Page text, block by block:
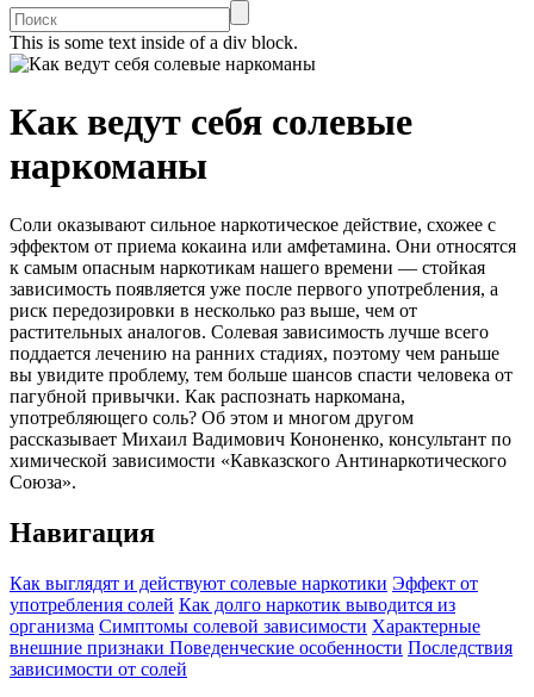
This is some text inside of a div block.
Как ведут себя солевые
наркоманы
Соли оказывают сильное наркотическое действие, схожее с
эффектом от приема кокаина или амфетамина. Они относятся
к самым опасным наркотикам нашего времени — стойкая
зависимость появляется уже после первого употребления, а
риск передозировки в несколько раз выше, чем от
растительных аналогов. Солевая зависимость лучше всего
поддается лечению на ранних стадиях, поэтому чем раньше
вы увидите проблему, тем больше шансов спасти человека от
пагубной привычки. Как распознать наркомана,
употребляющего соль? Об этом и многом другом
рассказывает Михаил Вадимович Кононенко, консультант по
химической зависимости «Кавказского Антинаркотического
Союза».
Навигация
Как выглядят и действуют солевые наркотики Эффект от
употребления солей Как долго наркотик выводится из
организма Симптомы солевой зависимости Характерные
внешние признаки Поведенческие особенности Последствия
зависимости от солей